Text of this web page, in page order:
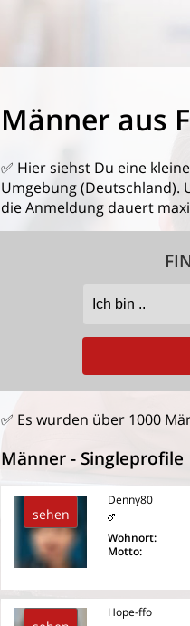
Männer aus
✅ Hier siehst Du eine
Umgebung (Deutschland).
die Anmeldung dauert
✅ Es wurden über 1000
Männer - Singleprofile
sehen
Denny80
Wohnort:
Motto:
Hope-ffo